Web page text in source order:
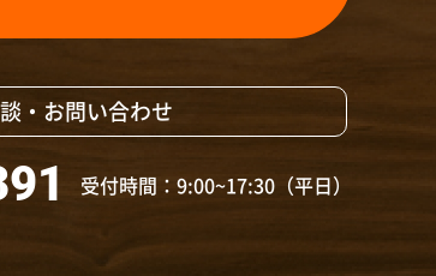
・お問い合わせ
受付時間：9:00~17:30（平日）